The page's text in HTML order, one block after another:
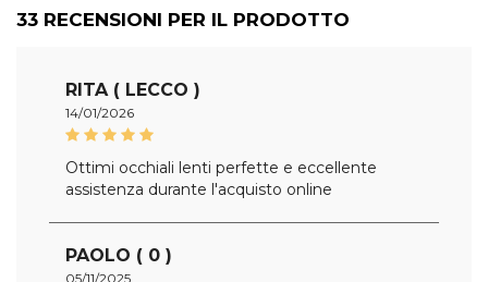
33 RECENSIONI PER IL PRODOTTO
RITA ( LECCO )
14/01/2026
Ottimi occhiali lenti perfette e eccellente
assistenza durante l'acquisto online
PAOLO ( 0 )
05/11/2025